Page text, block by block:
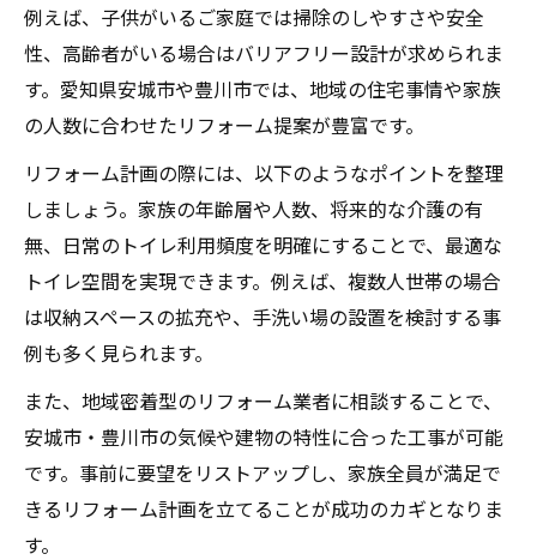
例えば、子供がいるご家庭では掃除のしやすさや安全
性、高齢者がいる場合はバリアフリー設計が求められま
す。愛知県安城市や豊川市では、地域の住宅事情や家族
の人数に合わせたリフォーム提案が豊富です。
リフォーム計画の際には、以下のようなポイントを整理
しましょう。家族の年齢層や人数、将来的な介護の有
無、日常のトイレ利用頻度を明確にすることで、最適な
トイレ空間を実現できます。例えば、複数人世帯の場合
は収納スペースの拡充や、手洗い場の設置を検討する事
例も多く見られます。
また、地域密着型のリフォーム業者に相談することで、
安城市・豊川市の気候や建物の特性に合った工事が可能
です。事前に要望をリストアップし、家族全員が満足で
きるリフォーム計画を立てることが成功のカギとなりま
す。